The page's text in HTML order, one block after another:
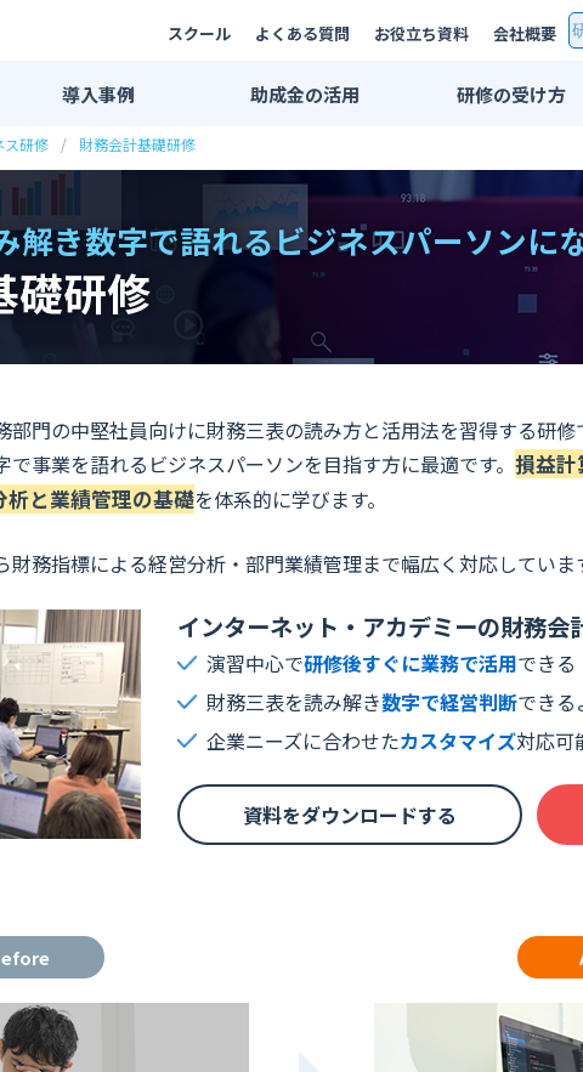
スクール よくある質問 お役立ち資料 会社概要
導入事例
研修事例一覧
AI研修事例
エンジニア研修事例
業界別活用例
IT・情報通信業界
広告・メディア業界
メーカー系
印刷業界
流通・小売業界
旅行・レジャー業界
教育業界
不動産・建設業界
助成金の活用 研修の受け方
集合研修・講師
法人用スクール
eラーニング
プライベート
公開講座
学習管理システ
ス研修 財務会計基礎研修
解き数字で語れるビジネスパーソンに
礎研修
門の中堅社員向けに財務三表の読み方と活用法を習得する研
事業を語れるビジネスパーソンを目指す方に最適です。 損益計
析と業績管理の基礎を体系的に学びます。
務指標による経営分析・部門業績管理まで幅広く対応していま
インターネット・アカデミーの財務会
演習中心で研修後すぐに業務で活用できる
財務三表を読み解き数字で経営判断できる
企業ニーズに合わせたカスタマイズ対応可
資料をダウンロードする